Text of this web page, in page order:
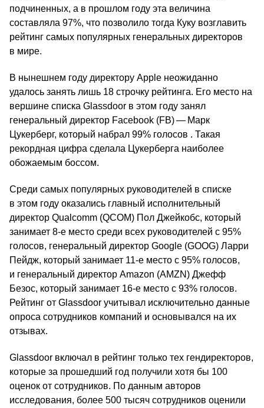
подчиненных, а в прошлом году эта величина
составляла 97%, что позволило тогда Куку возглавить
рейтинг самых популярных генеральных директоров
в мире.
В нынешнем году директору Apple неожиданно
удалось занять лишь 18 строчку рейтинга. Его место на
вершине списка Glassdoor в этом году занял
генеральный директор Facebook (FB) — Марк
Цукерберг, который набрал 99% голосов . Такая
рекордная цифра сделала Цукерберга наиболее
обожаемым боссом.
Среди самых популярных руководителей в списке
в этом году оказались главный исполнительный
директор Qualcomm (QCOM) Пол Джейкобс, который
занимает 8‑е место среди всех руководителей с 95%
голосов, генеральный директор Google (GOOG) Ларри
Пейдж, который занимает 11‑е место с 95% голосов,
и генеральный директор Amazon (AMZN) Джефф
Безос, который занимает 16‑е место с 93% голосов.
Рейтинг от Glassdoor учитывал исключительно данные
опроса сотрудников компаний и основывался на их
отзывах.
Glassdoor включал в рейтинг только тех гендиректоров,
которые за прошедший год получили хотя бы 100
оценок от сотрудников. По данным авторов
исследования, более 500 тысяч сотрудников оценили